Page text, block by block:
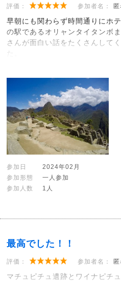
評価： 参加者名：
早朝にも関わらず時間通りにホ
の駅であるオリャンタイタンボ
さんが面白い話をたくさんして
た。
参加日
2024年02月
参加形態
一人参加
参加人数
1人
最高でした！！
評価： 参加者名：
マチュピチュ遺跡とワイナピチ